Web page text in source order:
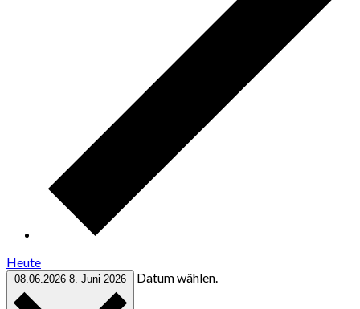
Heute
08.06.2026 8. Juni 2026 Datum wählen.